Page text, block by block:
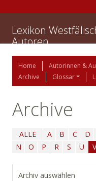
Lexikon
Autoren
Home Autorinnen &
Archive
Glossar
Archive
ALLE A B C D
N
O P R S U V
Archiv auswählen